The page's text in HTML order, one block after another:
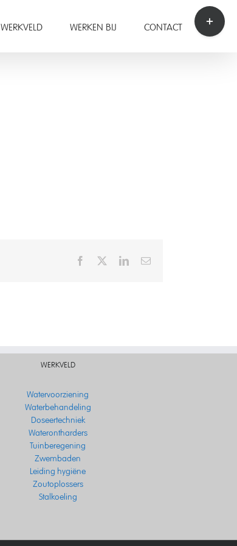
WERKVELD WERKEN BIJ CONTACT
Facebook LinkedInEmail
WERKVELD
Watervoorziening
Waterbehandeling
Doseertechniek
Waterontharders
Tuinberegening
Zwembaden
Leiding hygiëne
Zoutoplossers
Stalkoeling
Toggle
Sliding
Bar